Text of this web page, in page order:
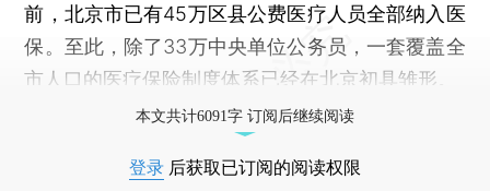
前，北京市已有45万区县公费医疗人员全部纳入医
保。至此，除了33万中央单位公务员，一套覆盖全
市人口的医疗保险制度体系已经在北京初具雏形。
本文共计6091字 订阅后继续阅读
登录 后获取已订阅的阅读权限